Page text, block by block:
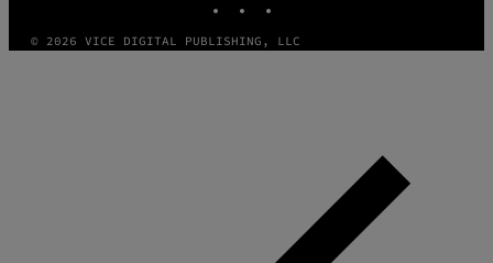
© 2026 VICE DIGITAL PUBLISHING, LLC